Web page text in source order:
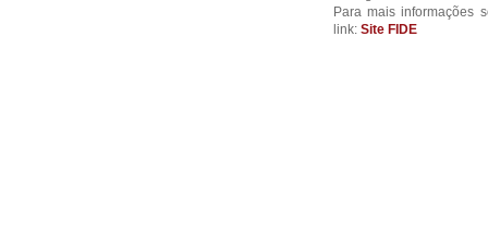
Para mais informações
link: Site FIDE